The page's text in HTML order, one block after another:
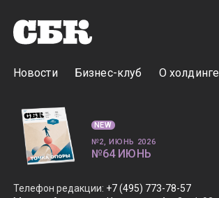
Новости Бизнес-клуб О холдинге
Телефон редакции: +7 (495) 773-78-57
NEW
№2, ИЮНЬ 2026
№64 ИЮНЬ